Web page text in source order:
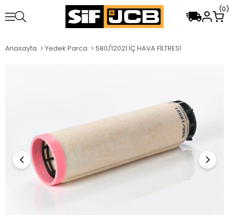
0
Anasayfa Yedek Parca 580/12021 İÇ HAVA FİLTRESİ